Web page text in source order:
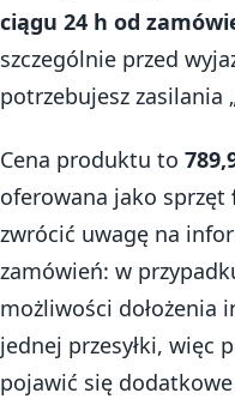
ciągu 24 h od
szczególnie przed
potrzebujesz zasilania
Cena produktu to
oferowana jako sprzęt
zwrócić uwagę na
zamówień: w
możliwości dołożenia
jednej przesyłki, więc
pojawić się dodatkowe